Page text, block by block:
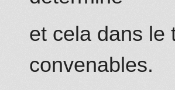
et cela dans le
convenables.